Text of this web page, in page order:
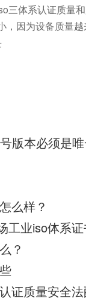
三体系认证质量
，因为设备质量
售后等服务也越
版本必须是
么样？
？
证质量安全